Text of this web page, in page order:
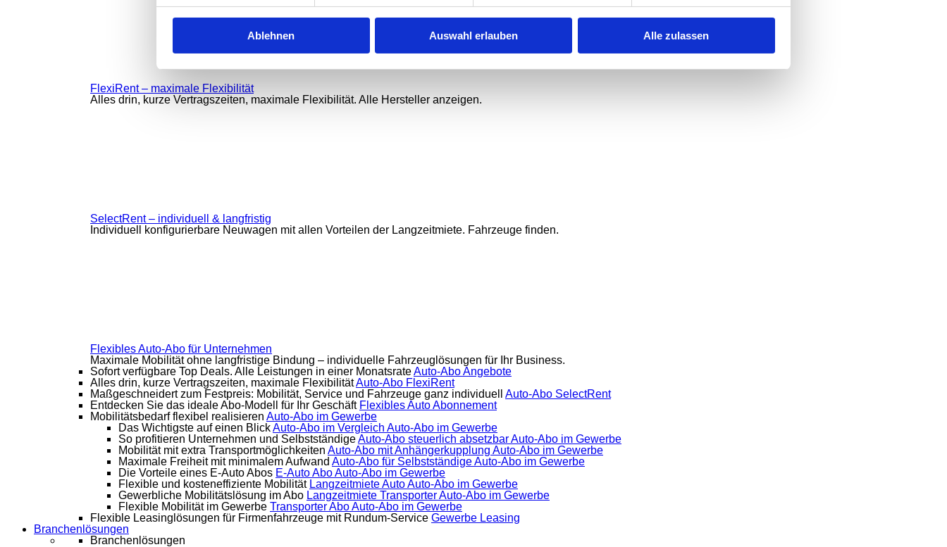
Ablehnen Auswahl erlauben Alle zulassen
FlexiRent – maximale Flexibilität
Alles drin, kurze Vertragszeiten, maximale Flexibilität. Alle Hersteller anzeigen.
SelectRent – individuell & langfristig
Individuell konfigurierbare Neuwagen mit allen Vorteilen der Langzeitmiete. Fahrzeuge finden.
Flexibles Auto-Abo für Unternehmen
Maximale Mobilität ohne langfristige Bindung – individuelle Fahrzeuglösungen für Ihr Business.
Sofort verfügbare Top Deals. Alle Leistungen in einer MonatsrateAuto-Abo Angebote
Alles drin, kurze Vertragszeiten, maximale FlexibilitätAuto-Abo FlexiRent
Maßgeschneidert zum Festpreis: Mobilität, Service und Fahrzeuge ganz individuell
Auto-Abo SelectRent
Entdecken Sie das ideale Abo-Modell für Ihr Geschäft Flexibles Auto Abonnement
Mobilitätsbedarf flexibel realisieren Auto-Abo im Gewerbe
Das Wichtigste auf einen BlickAuto-Abo im Vergleich Auto-Abo im Gewerbe
So profitieren Unternehmen und SelbstständigeAuto-Abo steuerlich absetzbarAuto-Abo im Gewerbe
Mobilität mit extra Transportmöglichkeiten Auto-Abo mit Anhängerkupplung Auto-Abo im Gewerbe
Maximale Freiheit mit minimalem Aufwand Auto-Abo für SelbstständigeAuto-Abo im Gewerbe
Die Vorteile eines E-Auto Abos E-Auto AboAuto-Abo im Gewerbe
Flexible und kosteneffiziente Mobilität Langzeitmiete AutoAuto-Abo im Gewerbe
Gewerbliche Mobilitätslösung im Abo Langzeitmiete TransporterAuto-Abo im Gewerbe
Flexible Mobilität im Gewerbe Transporter AboAuto-Abo im Gewerbe
Flexible Leasinglösungen für Firmenfahrzeuge mit Rundum-Service Gewerbe Leasing
Branchenlösungen
Branchenlösungen